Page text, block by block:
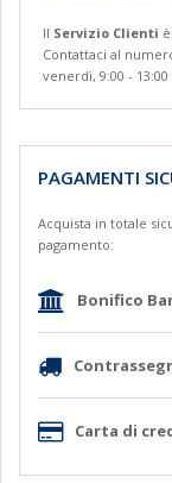
Il Servizio Clienti
Contattaci al
venerdì, 9:00 - 13:00
PAGAMENTI
Acquista in totale
pagamento:
Bonifico
Carta di